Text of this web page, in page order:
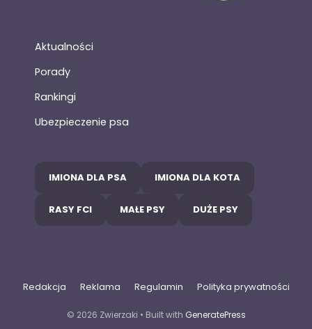
Aktualności
Porady
Rankingi
Ubezpieczenie psa
IMIONA DLA PSA IMIONA DLA KOTA
RASY FCI MAŁE PSY DUŻE PSY
Redakcja Reklama Regulamin Polityka prywatności
© 2026 Zwierzaki • Built with GeneratePress